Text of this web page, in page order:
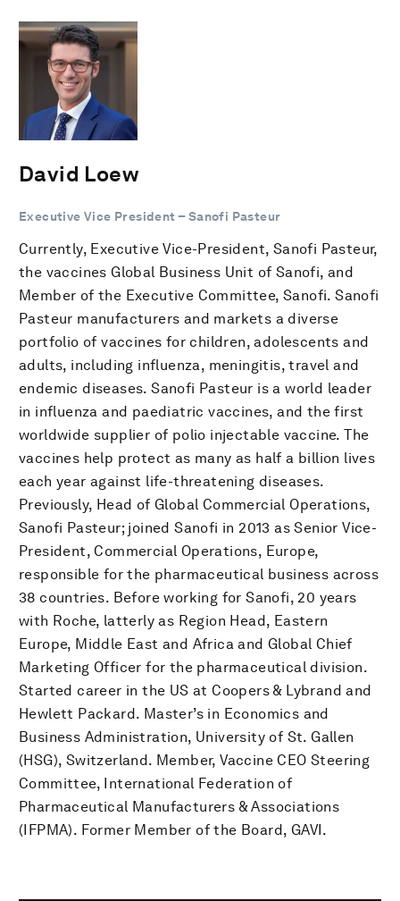
David Loew
Executive Vice President – Sanofi Pasteur
Currently, Executive Vice-President, Sanofi Pasteur,
the vaccines Global Business Unit of Sanofi, and
Member of the Executive Committee, Sanofi. Sanofi
Pasteur manufacturers and markets a diverse
portfolio of vaccines for children, adolescents and
adults, including influenza, meningitis, travel and
endemic diseases. Sanofi Pasteur is a world leader
in influenza and paediatric vaccines, and the first
worldwide supplier of polio injectable vaccine. The
vaccines help protect as many as half a billion lives
each year against life-threatening diseases.
Previously, Head of Global Commercial Operations,
Sanofi Pasteur; joined Sanofi in 2013 as Senior Vice-
President, Commercial Operations, Europe,
responsible for the pharmaceutical business across
38 countries. Before working for Sanofi, 20 years
with Roche, latterly as Region Head, Eastern
Europe, Middle East and Africa and Global Chief
Marketing Officer for the pharmaceutical division.
Started career in the US at Coopers & Lybrand and
Hewlett Packard. Master’s in Economics and
Business Administration, University of St. Gallen
(HSG), Switzerland. Member, Vaccine CEO Steering
Committee, International Federation of
Pharmaceutical Manufacturers & Associations
(IFPMA). Former Member of the Board, GAVI.